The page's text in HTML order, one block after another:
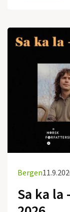
Bergen
Sa ka